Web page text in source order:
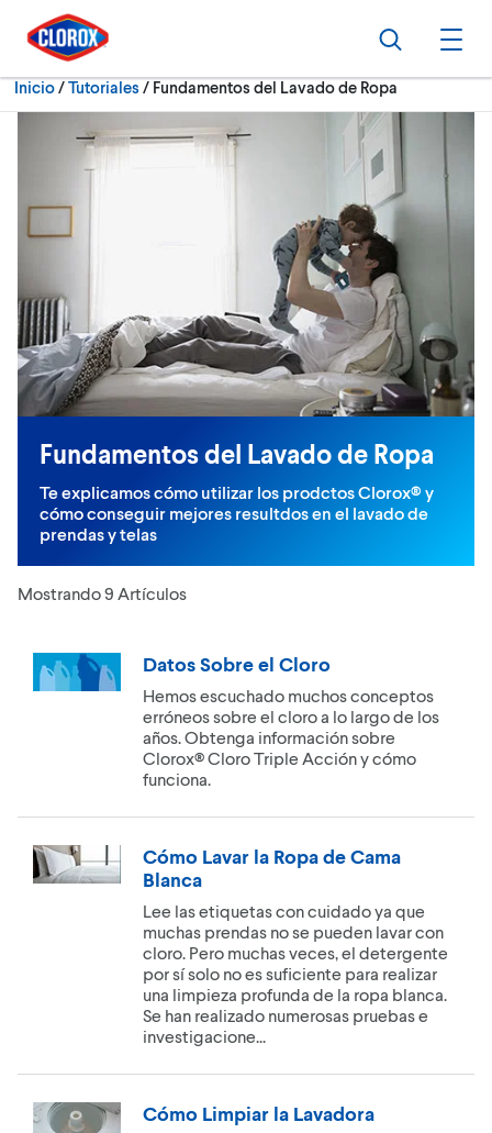
Ir al Menú principal
Ir a Contenido
Ir al Pie de página
Buscar
Inicio/Tutoriales Actualmente:
Fundamentos del Lavado de Ropa
Fundamentos del Lavado de Ropa
Te explicamos cómo utilizar los prodctos Clorox® y
cómo conseguir mejores resultdos en el lavado de
prendas y telas
Mostrando 9 Artículos
Datos Sobre el Cloro
Hemos escuchado muchos conceptos
erróneos sobre el cloro a lo largo de los
años. Obtenga información sobre
Clorox® Cloro Triple Acción y cómo
funciona.
Cómo Lavar la Ropa de Cama
Blanca
Lee las etiquetas con cuidado ya que
muchas prendas no se pueden lavar con
cloro. Pero muchas veces, el detergente
por sí solo no es suficiente para realizar
una limpieza profunda de la ropa blanca.
Se han realizado numerosas pruebas e
investigacione...
Cómo Limpiar la Lavadora